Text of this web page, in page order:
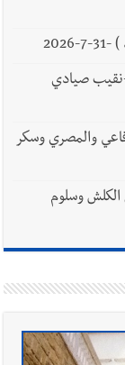
الحاج مصطفى محمود بوجي -31-7-2026 -نقيب صيادي
الرفاعي 30-7-2026 آل الرفاعي والمصري وسكر
حسين الكلش -28-7-2027 -آل الكلش وسلوم